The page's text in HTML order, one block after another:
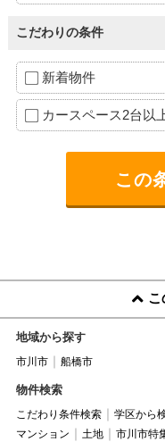
こだわりの条件
新着物件
カースペース2台以
こ
地域から探す
市川市 船橋市
物件検索
こだわり条件検索 学区から
マンション
土地 市川市特